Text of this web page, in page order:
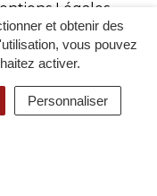
et obtenir des
vous pouvez
activer.
Personnaliser
ACCESSIBILITÉ
Légales